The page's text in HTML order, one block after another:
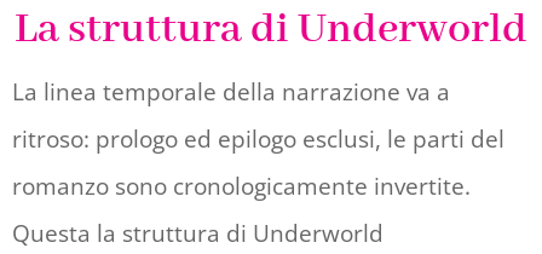
La struttura di Underworld
La linea temporale della narrazione va a
ritroso: prologo ed epilogo esclusi, le parti del
romanzo sono cronologicamente invertite.
Questa la struttura di Underworld